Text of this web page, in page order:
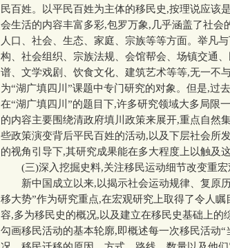
民百姓。以平民百姓为主体的移民史,按理说应该
会生活的内容丰富多彩,包罗万象,几乎涵盖了社会
人口、社会、生态、家庭、宗族等等方面。举凡
构、社会组织、宗族法规、会馆帮会、场镇交通
谱、文学戏剧、饮食文化、建筑艺术等等,无一不
为“湖广填四川”课题中专门研究的对象。但是,过
在“湖广填四川”的题目下,许多研究领域大多局限
的内容主要围绕清政府填川政策来展开,重点自然
些政策演变背后平民百姓的活动,以及下层社会所
的视角引导下,其研究成果能在多大程度上以触及
(三)深入挖掘史料,关注移民运动细节改变重宏
新中国成立以来,以揭示社会运动规律、复原
移大势”作为研究重点,在宏观研究上取得了令人
容,多为移民史的概况,以及建立在移民史基础上
勾画移民活动的基本轮廓,即概述每一次移民活动